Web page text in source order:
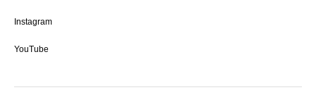
Instagram
YouTube